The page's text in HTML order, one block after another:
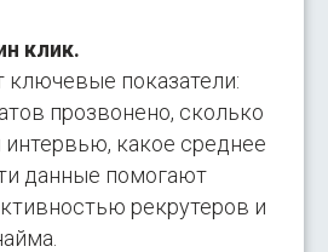
клик.
ключевые показатели:
прозвонено, сколько
интервью, какое среднее
данные помогают
рекрутеров и